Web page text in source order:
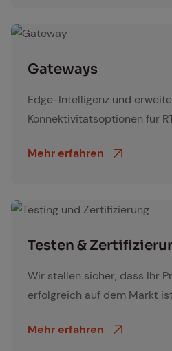
Gate­ways
Edge-Intelligenz und
Konnektivitätsoptionen für
Mehr erfahren
Tes­ten &
Wir stellen sicher, dass Ihr
erfolgreich auf dem Markt
Mehr erfahren